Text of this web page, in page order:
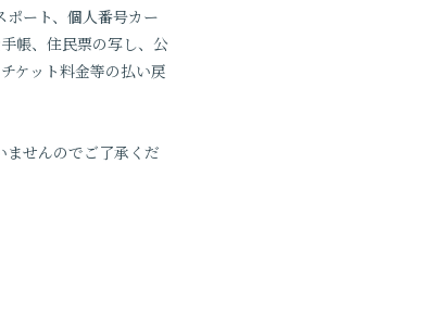
ート、個人番号カー
帳、住民票の写し、公
ケット料金等の払い戻
せんのでご了承くだ